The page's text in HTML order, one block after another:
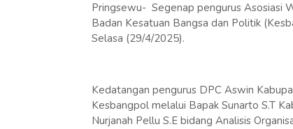
Pringsewu- Segenap pengurus Asosiasi
Badan Kesatuan Bangsa dan Politik
Selasa (29/4/2025).
Kedatangan pengurus DPC Aswin
Kesbangpol melalui Bapak Sunarto S.T
Nurjanah Pellu S.E bidang Analisis